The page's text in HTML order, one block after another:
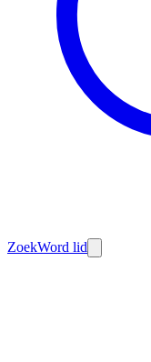
ZoekWord lid